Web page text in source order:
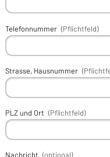
Telefonnummer (Pflichtfeld)
Strasse, Hausnummer
PLZ und Ort (Pflichtfeld)
Nachricht (optional)